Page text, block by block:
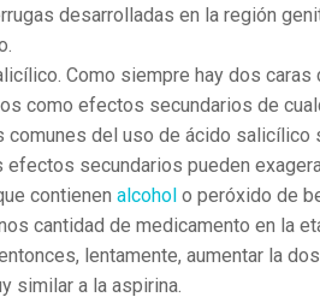
desarrolladas en la región
Como siempre hay dos caras
como efectos secundarios de
del uso de ácido salicílico
secundarios pueden
contienen alcohol o peróxido de
cantidad de medicamento en la
lentamente, aumentar la
similar a la aspirina.